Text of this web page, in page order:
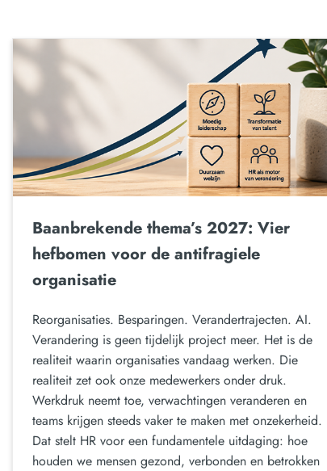
Baanbrekende thema’s 2027: Vier
hefbomen voor de antifragiele
organisatie
Reorganisaties. Besparingen. Verandertrajecten. AI.
Verandering is geen tijdelijk project meer. Het is de
realiteit waarin organisaties vandaag werken. Die
realiteit zet ook onze medewerkers onder druk.
Werkdruk neemt toe, verwachtingen veranderen en
teams krijgen steeds vaker te maken met onzekerheid.
Dat stelt HR voor een fundamentele uitdaging: hoe
houden we mensen gezond, verbonden en betrokken